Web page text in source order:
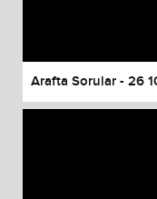
Arafta Sorular - 26